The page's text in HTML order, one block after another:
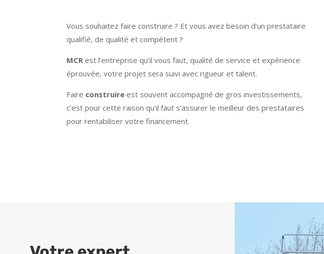
Vous souhaitez faire construire ? Et vous avez besoin d’un prestataire
qualifié, de qualité et compétent ?
MCRest l’entreprise qu’il vous faut, qualité de service et expérience
éprouvée, votre projet sera suivi avec rigueur et talent.
Faire construire est souvent accompagné de gros investissements,
c’est pour cette raison qu’il faut s’assurer le meilleur des prestataires
pour rentabiliser votre financement.